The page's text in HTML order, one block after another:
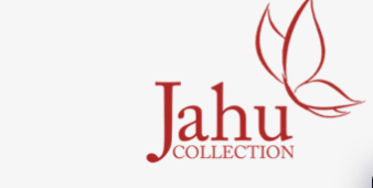
Vložením hodnocení souhlasíte s